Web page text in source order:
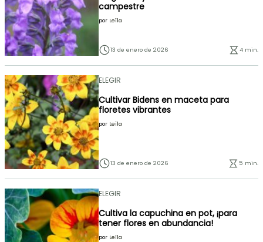
campestre
por Leïla
13 de enero de 2026 4 min.
ELEGIR
Cultivar Bidens en maceta para
floretes vibrantes
por Leïla
13 de enero de 2026 5 min.
ELEGIR
Cultiva la capuchina en pot, ¡para
tener flores en abundancia!
por Leïla